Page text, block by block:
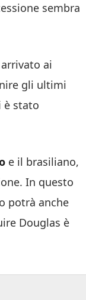
sembra
ai
gli ultimi
è stato
e il brasiliano,
In questo
potrà anche
Douglas è